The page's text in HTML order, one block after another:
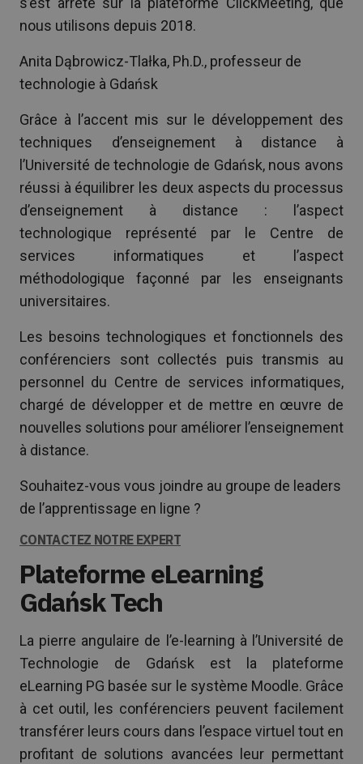
nous utilisons depuis 2018.
Anita Dąbrowicz-Tlałka, Ph.D., professeur de
technologie à Gdańsk
Grâce à l’accent mis sur le développement des
techniques d’enseignement à distance à
l’Université de technologie de Gdańsk, nous avons
réussi à équilibrer les deux aspects du processus
d’enseignement à distance : l’aspect
technologique représenté par le Centre de
services informatiques et l’aspect
méthodologique façonné par les enseignants
universitaires.
Les besoins technologiques et fonctionnels des
conférenciers sont collectés puis transmis au
personnel du Centre de services informatiques,
chargé de développer et de mettre en œuvre de
nouvelles solutions pour améliorer l’enseignement
à distance.
Souhaitez-vous vous joindre au groupe de leaders
de l’apprentissage en ligne ?
CONTACTEZ NOTRE EXPERT
Plateforme eLearning
Gdańsk Tech
La pierre angulaire de l’e-learning à l’Université de
Technologie de Gdańsk est la plateforme
eLearning PG basée sur le système Moodle. Grâce
à cet outil, les conférenciers peuvent facilement
transférer leurs cours dans l’espace virtuel tout en
profitant de solutions avancées leur permettant